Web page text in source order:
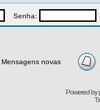
Senha:
Mensagens novas
Powered by